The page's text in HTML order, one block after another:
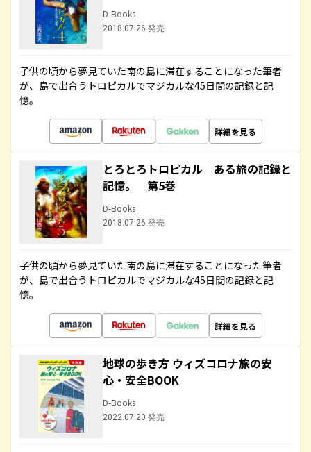
D-Books
2018.07.26 発売
子供の頃から夢見ていた南の島に滞在することになった筆者
が、島で出合うトロピカルでマジカルな45日間の記録と記
憶。
詳細を見る
とろとろトロピカル ある旅の記録と
記憶。 第5巻
D-Books
2018.07.26 発売
子供の頃から夢見ていた南の島に滞在することになった筆者
が、島で出合うトロピカルでマジカルな45日間の記録と記
憶。
詳細を見る
地球の歩き方 ウィズコロナ旅の安
心・安全BOOK
D-Books
2022.07.20 発売